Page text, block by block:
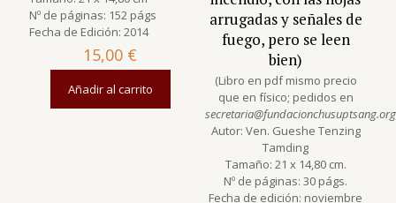
Nº de páginas: 152 págs
Fecha de Edición: 2014
15,00 €
Añadir al carrito
arrugadas y señales de
fuego, pero se leen
bien)
(Libro en pdf mismo precio
que en físico; pedidos en
secretaria@fundacionchusuptsang.org
Autor: Ven. Gueshe Tenzing
Tamding
Tamaño: 21 x 14,80 cm.
Nº de páginas: 30 págs.
Fecha de edición: noviembre